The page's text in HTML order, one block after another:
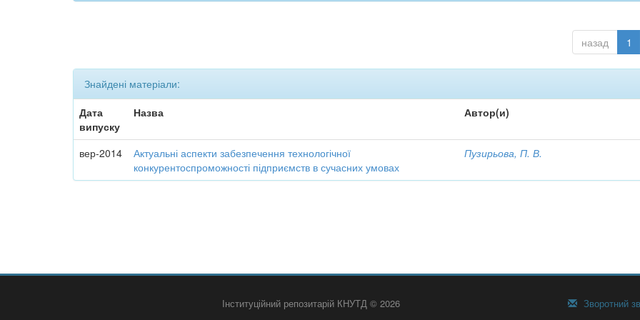
назад 1
Знайдені матеріали:
Дата
випуску
Назва Автор(и)
вер-2014
Актуальні аспекти забезпечення технологічної
конкурентоспроможності підприємств в сучасних умовах
Пузирьова, П. В.
Інституційний репозитарій КНУТД © 2026 Зворотний